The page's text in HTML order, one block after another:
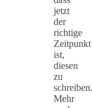
jetzt
der
richtige
Zeitpunkt
ist,
diesen
zu
schreiben.
Mehr